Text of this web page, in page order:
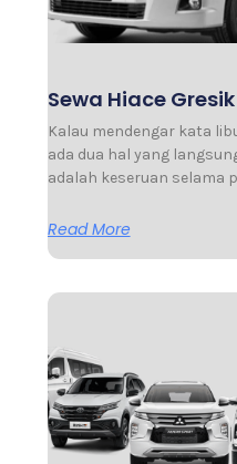
Sewa Hiace
Kalau mendengar kata
ada dua hal yang
adalah keseruan selama
Read More